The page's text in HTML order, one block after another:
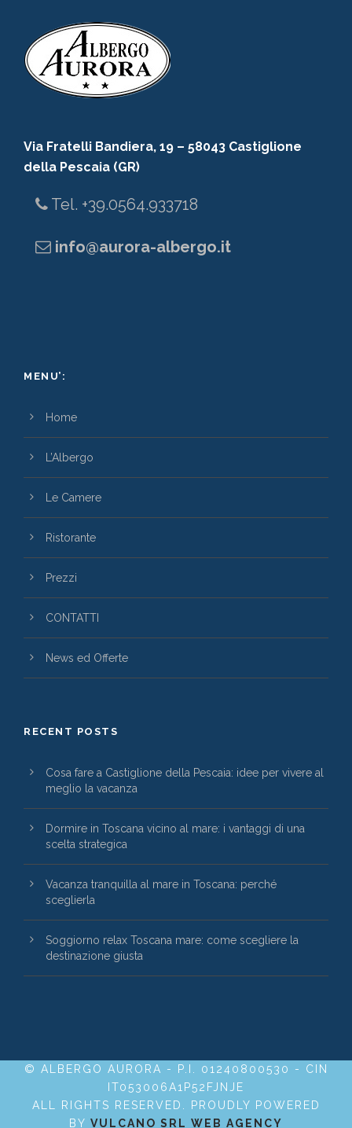
Via Fratelli Bandiera, 19 – 58043 Castiglione
della Pescaia (GR)
Tel. +39.0564.933718
info@aurora-albergo.it
MENU’:
Home
L’Albergo
Le Camere
Ristorante
Prezzi
CONTATTI
News ed Offerte
RECENT POSTS
Cosa fare a Castiglione della Pescaia: idee per vivere al
meglio la vacanza
Dormire in Toscana vicino al mare: i vantaggi di una
scelta strategica
Vacanza tranquilla al mare in Toscana: perché
sceglierla
Soggiorno relax Toscana mare: come scegliere la
destinazione giusta
© ALBERGO AURORA - P.I. 01240800530 - CIN
IT053006A1P52FJNJE
ALL RIGHTS RESERVED. PROUDLY POWERED
BY VULCANO SRL WEB AGENCY